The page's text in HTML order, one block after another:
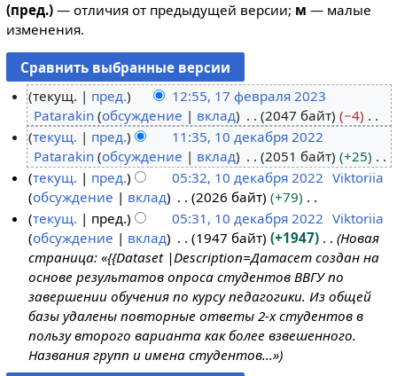
(пред.)— отличия от предыдущей версии; м — малые
изменения.
7
е
р
текущ. пред.
12:55, 17 февраля 2023
Patarakin обсуждение вклад 2047 байт
−4
Н
е
т
о
п
и
с
а
н
и
я
п
р
0
е
текущ. пред.
11:35, 10 декабря 2022
Patarakin обсуждение вклад 2051 байт
+25
Н
е
т
о
п
и
с
а
н
и
я
текущ. пред. 05:32, 10 декабря 2022 Viktoriia
обсуждение
вклад 2026 байт
+79
Н
е
т
о
п
и
с
а
н
текущ. пред. 05:31, 10 декабря 2022 Viktoriia
обсуждение
вклад 1947 байт +1947
Новая
страница: «{{Dataset |Description=Датасет создан на
основе результатов опроса студентов ВВГУ по
завершении обучения по курсу педагогики. Из общей
базы удалены повторные ответы 2-х студентов в
пользу второго варианта как более взвешенного.
Названия групп и имена студентов...»